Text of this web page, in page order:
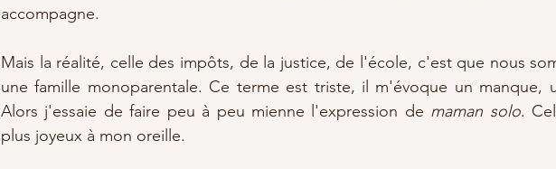
accompagne.
Mais la réalité, celle des impôts, de la justice, de l'école, c'est que nous
une famille monoparentale. Ce terme est triste, il m'évoque un manque,
Alors j'essaie de faire peu à peu mienne l'expression de maman solo.
plus joyeux à mon oreille.